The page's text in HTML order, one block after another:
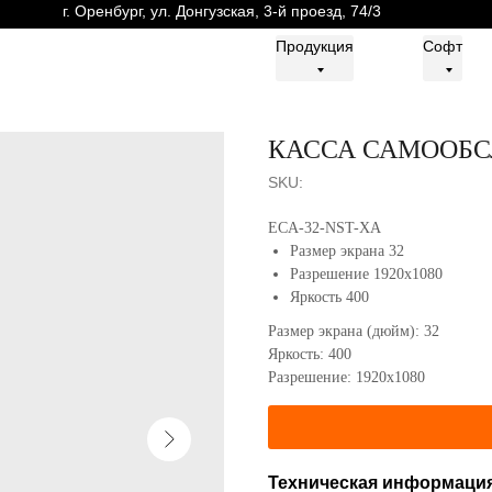
г. Оренбург, ул. Донгузская, 3-й проезд, 74/3
Продукция
Софт
г. Оренбург, ул. Донгузская, 3-й проезд, 74/3
Продукция
Софт
КАССА
SKU:
ECA-32-NST-XA
Размер экрана 32
Разрешение 1920x1080
Яркость 400
Размер экрана (дюйм): 32
Яркость: 400
Разрешение: 1920x1080
Техническая